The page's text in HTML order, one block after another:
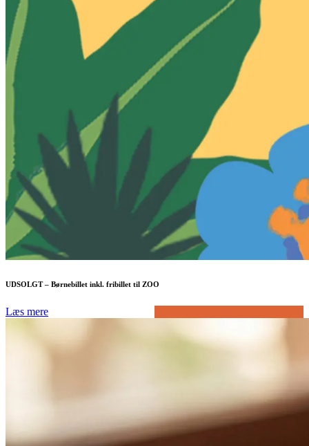
UDSOLGT – Børnebillet inkl. fribillet til ZOO
Læs mere